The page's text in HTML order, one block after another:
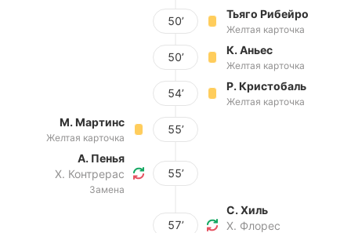
50’
Тьяго Рибейро
Желтая карточка
50’
К. Аньес
Желтая карточка
54’
Р. Кристобаль
Желтая карточка
М. Мартинс
Желтая карточка
55’
А. Пенья
Х. Контрерас
Замена
55’
57’
С. Хиль
Х. Флорес